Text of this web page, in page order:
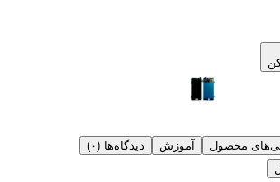
محصول آموزش
دیدگاه‌ها (۰)